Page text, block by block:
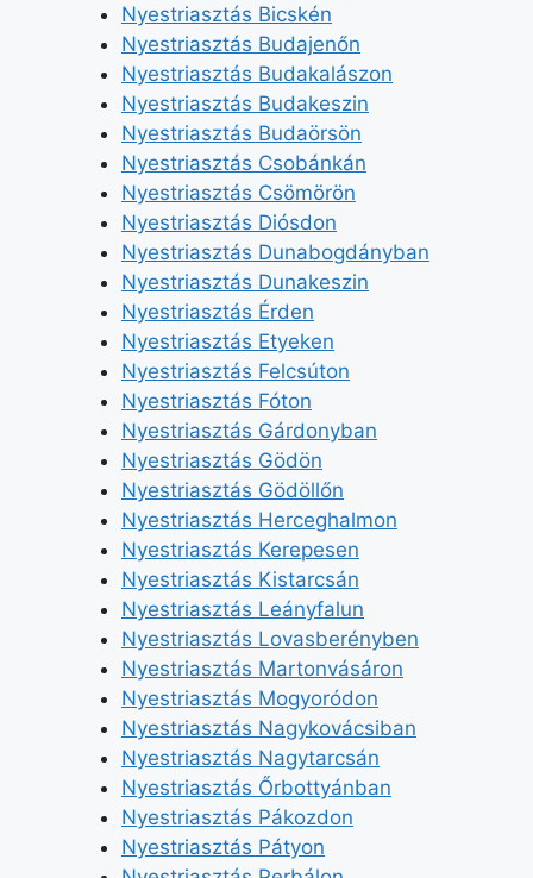
Nyestriasztás Bicskén
Nyestriasztás Budajenőn
Nyestriasztás Budakalászon
Nyestriasztás Budakeszin
Nyestriasztás Budaörsön
Nyestriasztás Csobánkán
Nyestriasztás Csömörön
Nyestriasztás Diósdon
Nyestriasztás Dunabogdányban
Nyestriasztás Dunakeszin
Nyestriasztás Érden
Nyestriasztás Etyeken
Nyestriasztás Felcsúton
Nyestriasztás Fóton
Nyestriasztás Gárdonyban
Nyestriasztás Gödön
Nyestriasztás Gödöllőn
Nyestriasztás Herceghalmon
Nyestriasztás Kerepesen
Nyestriasztás Kistarcsán
Nyestriasztás Leányfalun
Nyestriasztás Lovasberényben
Nyestriasztás Martonvásáron
Nyestriasztás Mogyoródon
Nyestriasztás Nagykovácsiban
Nyestriasztás Nagytarcsán
Nyestriasztás Őrbottyánban
Nyestriasztás Pákozdon
Nyestriasztás Pátyon